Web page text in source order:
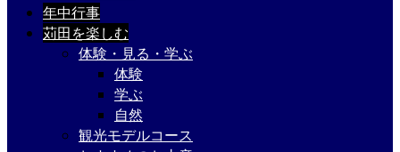
年中行事
苅田を楽しむ
体験・見る・学ぶ
体験
学ぶ
自然
観光モデルコース